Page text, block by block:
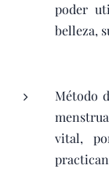
poder
belleza,
Método
vital,